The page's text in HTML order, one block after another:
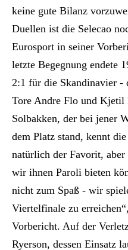
keine gute Bilanz
Duellen ist die Selecao
Eurosport in seiner
letzte Begegnung endete
2:1 für die Skandinavier -
Tore Andre Flo und Kjetil
Solbakken, der bei jener
dem Platz stand, kennt
natürlich der Favorit,
wir ihnen Paroli bieten
nicht zum Spaß - wir
Viertelfinale zu
Vorbericht. Auf der
Ryerson, dessen Einsatz